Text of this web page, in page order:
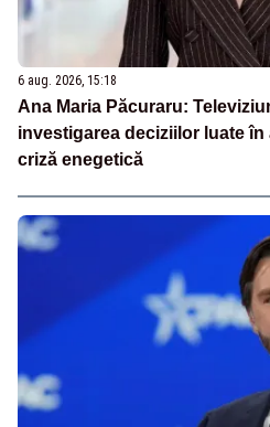
6 aug. 2026, 15:18
Ana Maria Păcuraru:
investigarea deciziilor luate în
criză enegetică